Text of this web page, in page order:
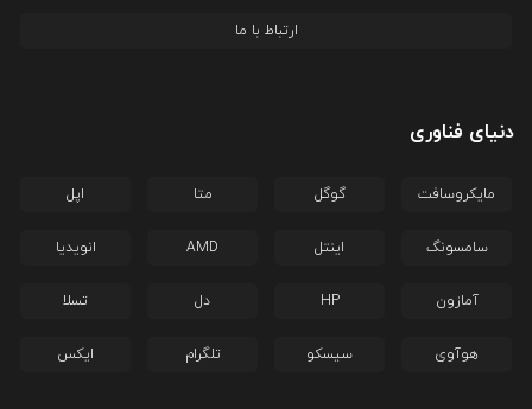
ارتباط با ما
دنیای فناوری
مایکروسافت گوگل متا اپل
سامسونگ اینتل AMD انویدیا
آمازون HP دل تسلا
هوآوی سیسکو تلگرام ایکس